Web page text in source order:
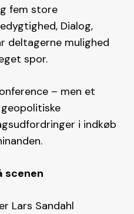
fem store
Dialog,
deltagerne mulighed
spor.
– men et
i indkøb
scenen
Lars Sandahl